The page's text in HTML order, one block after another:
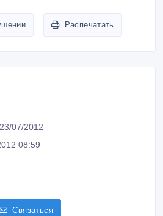
Распечатать
07/2012
08:59
Связаться